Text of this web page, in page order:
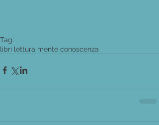
Tag:
libri lettura mente conoscenza